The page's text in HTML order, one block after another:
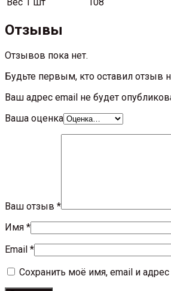
Отзывы
Отзывов пока нет.
Будьте первым, кто оставил отзыв
Ваш адрес email не будет
Ваша оценка
Ваш отзыв *
Имя *
Email *
Сохранить моё имя, email и